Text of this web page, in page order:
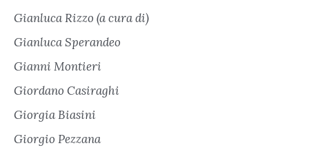
Gianluca Rizzo (a cura di)
Gianluca Sperandeo
Gianni Montieri
Giordano Casiraghi
Giorgia Biasini
Giorgio Pezzana